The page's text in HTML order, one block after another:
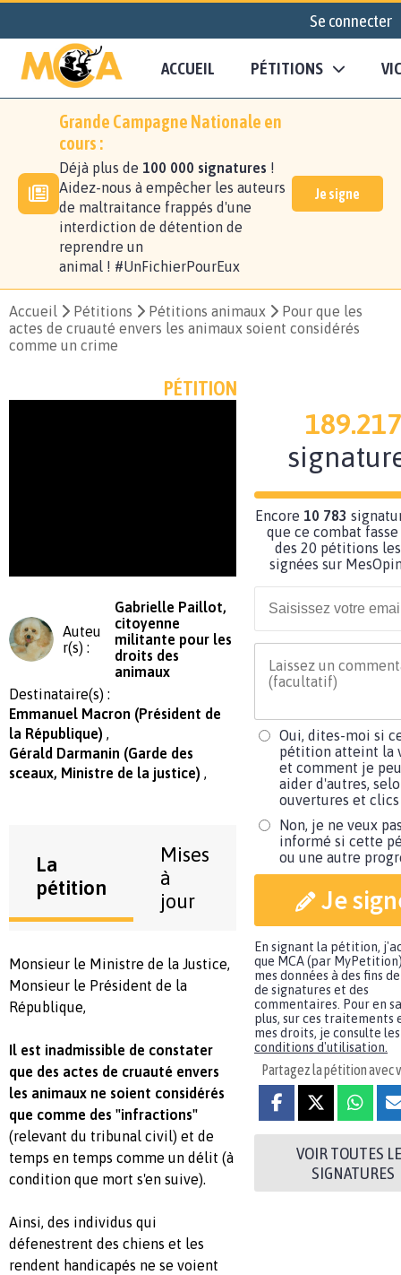
Se connecter
ACCUEIL PÉTITIONS
Grande Campagne Nationale en
cours :
Déjà plus de 100 000 signatures !
Aidez-nous à empêcher les auteurs
de maltraitance frappés d'une
interdiction de détention de
reprendre un
animal ! #UnFichierPourEux
Je signe
Accueil Pétitions Pétitions animaux
Pour que les
actes de cruauté envers les animaux soient considérés
comme un crime
PÉTITION
Auteu
r(s) :
Gabrielle Paillot,
citoyenne
militante pour les
droits des
animaux
Destinataire(s) :
Emmanuel Macron (Président de
la République)
Gérald Darmanin (Garde des
sceaux, Ministre de la justice)
La
pétition
Mises
à
jour
Monsieur le Ministre de la Justice,
Monsieur le Président de la
République,
Il est inadmissible de constater
que des actes de cruauté envers
les animaux ne soient considérés
que comme des "infractions"
(relevant du tribunal civil) et de
temps en temps comme un délit (à
condition que mort s'en suive).
Ainsi, des individus qui
défenestrent des chiens et les
rendent handicapés ne se voient
189.217
Encore 10 783
que ce combat
des 20 pétitions
signées sur
Oui, dites-moi si
pétition atteint la
et comment je
aider d'autres,
ouvertures et clics
Non, je ne veux
informé si cette
ou une autre
Je
En signant la pétition,
que MCA (par
mes données à des fins
de signatures et des
commentaires. Pour en
plus, sur ces traitements
mes droits, je consulte les
conditions d'utilisation.
Partagez la pétition avec
VOIR TOUTES
SIGNATURES